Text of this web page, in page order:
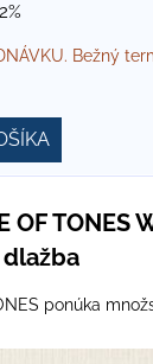
Bežný
OF TONES
dlažba
ponúka